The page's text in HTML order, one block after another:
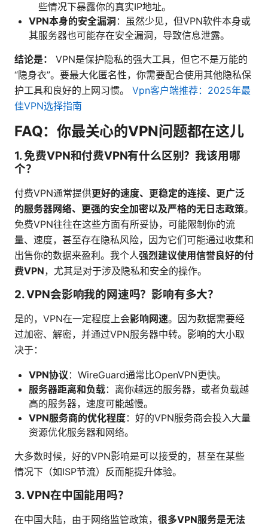
些情况下暴露你的真实IP地址。
VPN本身的安全漏洞 ：虽然少见，但VPN软件本身或
其服务器也可能存在安全漏洞，导致信息泄露。
结论是：
VPN是保护隐私的强大工具，但它不是万能的
“隐身衣”。要最大化匿名性，你需要配合使用其他隐私保
护工具和良好的上网习惯。 Vpn客户端推荐：2025年最
佳VPN选择指南
FAQ：你最关心的VPN问题都在这儿
1. 免费VPN和付费VPN有什么区别？我该用哪
个？
付费VPN通常提供更好的速度、更稳定的连接、更广泛
的服务器网络、更强的安全加密以及严格的无日志政策。
免费VPN往往在这些方面有所妥协，可能限制你的流
量、速度，甚至存在隐私风险，因为它们可能通过收集和
出售你的数据来盈利。我个人强烈建议使用信誉良好的付
费VPN，尤其是对于涉及隐私和安全的操作。
2. VPN会影响我的网速吗？影响有多大？
是的，VPN在一定程度上会影响网速。因为数据需要经
过加密、解密，并通过VPN服务器中转。影响的大小取
决于：
VPN协议 ：WireGuard通常比OpenVPN更快。
服务器距离和负载：离你越远的服务器，或者负载越
高的服务器，速度可能越慢。
VPN服务商的优化程度：好的VPN服务商会投入大量
资源优化服务器和网络。
大多数时候，好的VPN影响是可以接受的，甚至在某些
情况下（如ISP节流）反而能提升体验。
3. VPN在中国能用吗？
在中国大陆，由于网络监管政策， 很多VPN服务是无法